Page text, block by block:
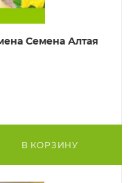
Семена Алтая
В КОРЗИНУ